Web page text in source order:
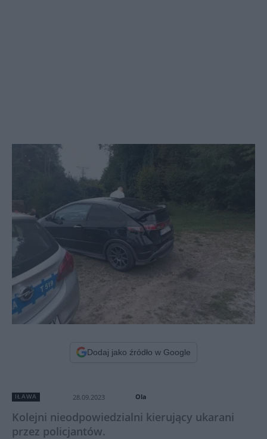
Dodaj jako źródło w Google
IŁAWA 28.09.2023 Ola
Kolejni nieodpowiedzialni kierujący ukarani
przez policjantów.